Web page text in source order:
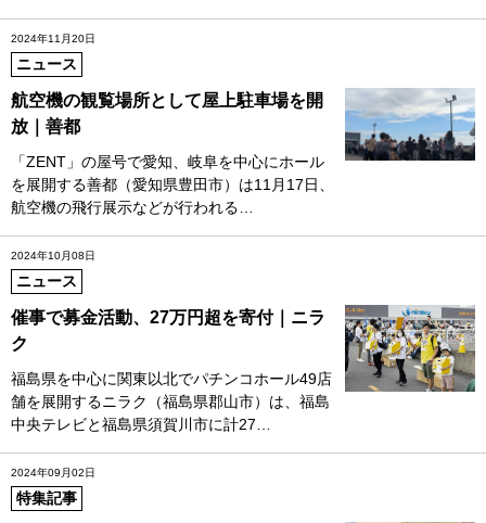
2024年11月20日
ニュース
航空機の観覧場所として屋上駐車場を開
放｜善都
「ZENT」の屋号で愛知、岐阜を中心にホール
を展開する善都（愛知県豊田市）は11月17日、
航空機の飛行展示などが行われる…
2024年10月08日
ニュース
催事で募金活動、27万円超を寄付｜ニラ
ク
福島県を中心に関東以北でパチンコホール49店
舗を展開するニラク（福島県郡山市）は、福島
中央テレビと福島県須賀川市に計27…
2024年09月02日
特集記事